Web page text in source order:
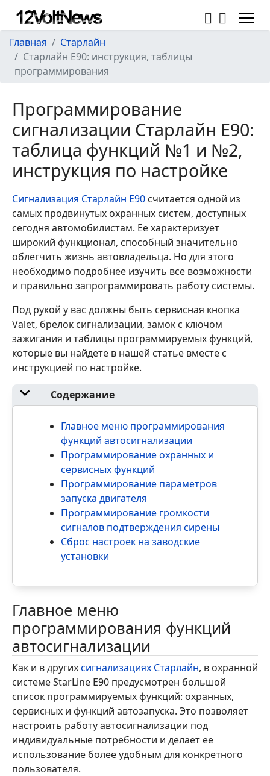
Главная
Старлайн
Старлайн Е90: инструкция, таблицы
программирования
Программирование
сигнализации Старлайн Е90:
таблица функций №1 и №2,
инструкция по настройке
Сигнализация Старлайн Е90 считается одной из
самых продвинутых охранных систем, доступных
сегодня автомобилистам. Ее характеризует
широкий функционал, способный значительно
облегчить жизнь автовладельца. Но для этого
необходимо подробнее изучить все возможности
и правильно запрограммировать работу системы.
Под рукой у вас должны быть сервисная кнопка
Valet, брелок сигнализации, замок с ключом
зажигания и таблицы программируемых функций,
которые вы найдете в нашей статье вместе с
инструкцией по настройке.
Содержание
Главное меню программирования
функций автосигнализации
Программирование охранных и
сервисных функций
Программирование параметров
запуска двигателя
Программирование громкости
сигналов подтверждения сирены
Сброс настроек на заводские
установки
Главное меню
программирования функций
автосигнализации
Как и в другихсигнализациях Старлайн, в охранной
системе StarLine E90 предусмотрен большой
список программируемых функций: охранных,
сервисных и функций автозапуска. Это позволяет
настроить работу автосигнализации под
индивидуальные потребности и делает ее
использование более удобным для конкретного
пользователя.